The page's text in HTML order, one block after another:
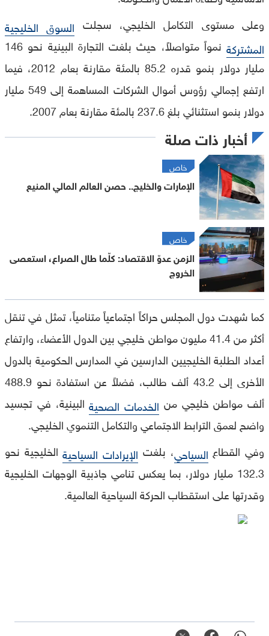
وعلى مستوى التكامل الخليجي، سجلت السوق الخليجية
المشتركة
نمواً متواصلاً، حيث بلغت التجارة البينية نحو 146
مليار دولار بنمو قدره 85.2 بالمئة مقارنة بعام 2012، فيما
ارتفع إجمالي رؤوس أموال الشركات المساهمة إلى 549 مليار
دولار بنمو استثنائي بلغ 237.6 بالمئة مقارنة بعام 2007.
أخبار ذات صلة
خاص
الإمارات والخليج.. حصن العالم المالي المنيع
خاص
الزمن عدوّ الاقتصاد: كلّما طال الصراع، استعصى
الخروج
كما شهدت دول المجلس حراكاً اجتماعياً متنامياً، تمثل في تنقل
أكثر من 41.4 مليون مواطن خليجي بين الدول الأعضاء، وارتفاع
أعداد الطلبة الخليجيين الدارسين في المدارس الحكومية بالدول
الأخرى إلى 43.2 ألف طالب، فضلاً عن استفادة نحو 488.9
ألف مواطن خليجي من الخدمات الصحيةالبينية، في تجسيد
واضح لعمق الترابط الاجتماعي والتكامل التنموي الخليجي.
وفي القطاع السياحي، بلغت الإيرادات السياحيةالخليجية نحو
132.3 مليار دولار، بما يعكس تنامي جاذبية الوجهات الخليجية
وقدرتها على استقطاب الحركة السياحية العالمية.